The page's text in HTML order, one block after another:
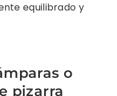
equilibrado y
o
pizarra